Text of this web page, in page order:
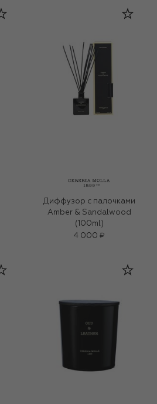
Диффузор с палочками
Amber & Sandalwood
(100ml)
4 000 ₽